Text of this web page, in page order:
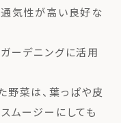
気性が高い良好な
ーデニングに活用
野菜は、葉っぱや皮
ムージーにしても